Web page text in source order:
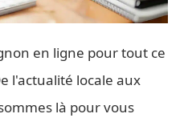
en ligne pour tout ce
l'actualité locale aux
là pour vous